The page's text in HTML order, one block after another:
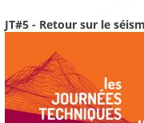
JT#5 - Retour sur le